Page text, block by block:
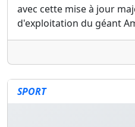
avec cette mise à jour
d'exploitation du géant
SPORT